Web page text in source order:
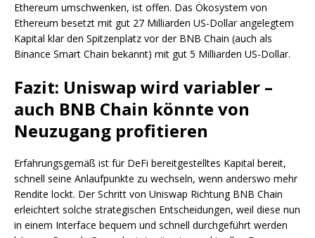
Ethereum umschwenken, ist offen. Das Ökosystem von
Ethereum besetzt mit gut 27 Milliarden US-Dollar angelegtem
Kapital klar den Spitzenplatz vor der BNB Chain (auch als
Binance Smart Chain bekannt) mit gut 5 Milliarden US-Dollar.
Fazit: Uniswap wird variabler –
auch BNB Chain könnte von
Neuzugang profitieren
Erfahrungsgemäß ist für DeFi bereitgestelltes Kapital bereit,
schnell seine Anlaufpunkte zu wechseln, wenn anderswo mehr
Rendite lockt. Der Schritt von Uniswap Richtung BNB Chain
erleichtert solche strategischen Entscheidungen, weil diese nun
in einem Interface bequem und schnell durchgeführt werden